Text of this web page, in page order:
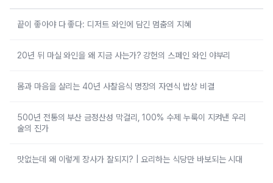
끝이 좋아야 다 좋다: 디저트 와인에 담긴 멈춤의 지혜
20년 뒤 마실 와인을 왜 지금 사는가? 강헌의 스페인 와인 야부리
몸과 마음을 살리는 40년 사찰음식 명장의 자연식 밥상 비결
500년 전통의 부산 금정산성 막걸리, 100% 수제 누룩이 지켜낸 우리
술의 진가
맛없는데 왜 이렇게 장사가 잘되지? | 요리하는 식당만 바보되는 시대